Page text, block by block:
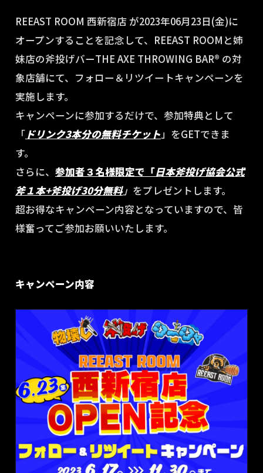
REEAST ROOM 西新宿店 が2023年06月23日(金)に
オープンすることを記念して、REEAST ROOMと姉
妹店の斧投げバーTHE AXE THROWING BAR®︎ の対
象店舗にて、フォロー＆リツイートキャンペーンを
実施します。
キャンペーンに参加するだけで、参加特典として
「ドリンク3本分の無料チケット 」をGETできま
す。
さらに、 参加者３名様限定で「日本斧投げ協会公式
斧１本+斧投げ30分無料」 をプレゼントします。
超お得なキャンペーン内容となっていますので、皆
様奮ってご参加お願いいたします。
キャンペーン内容